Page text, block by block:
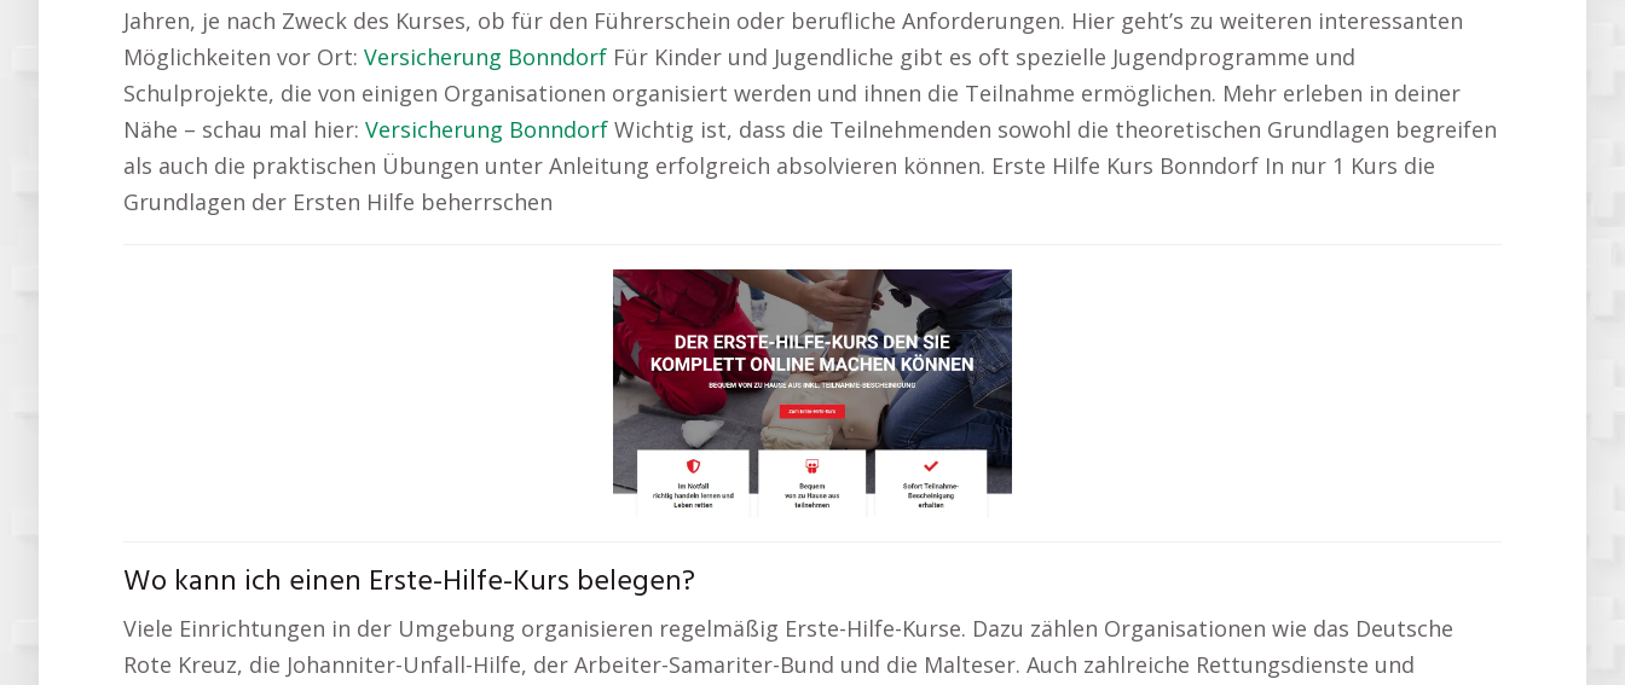
Jahren, je nach Zweck des Kurses, ob für den Führerschein oder berufliche Anforderungen. Hier geht’s zu weiteren interessanten
Möglichkeiten vor Ort: Versicherung Bonndorf Für Kinder und Jugendliche gibt es oft spezielle Jugendprogramme und
Schulprojekte, die von einigen Organisationen organisiert werden und ihnen die Teilnahme ermöglichen. Mehr erleben in deiner
Nähe – schau mal hier: Versicherung Bonndorf Wichtig ist, dass die Teilnehmenden sowohl die theoretischen Grundlagen begreifen
als auch die praktischen Übungen unter Anleitung erfolgreich absolvieren können. Erste Hilfe Kurs Bonndorf In nur 1 Kurs die
Grundlagen der Ersten Hilfe beherrschen
Wo kann ich einen Erste-Hilfe-Kurs belegen?
Viele Einrichtungen in der Umgebung organisieren regelmäßig Erste-Hilfe-Kurse. Dazu zählen Organisationen wie das Deutsche
Rote Kreuz, die Johanniter-Unfall-Hilfe, der Arbeiter-Samariter-Bund und die Malteser. Auch zahlreiche Rettungsdienste und